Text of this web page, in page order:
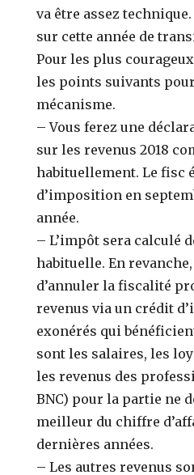
va être assez
sur cette année de
Pour les plus
les points suivants
mécanisme.
– Vous ferez une
sur les revenus 2018
habituellement. Le fisc
d’imposition en
année.
– L’impôt sera calculé
habituelle. En
d’annuler la fiscalité
revenus via un crédit
exonérés qui
sont les salaires, les
les revenus des
BNC) pour la partie ne
meilleur du chiffre
dernières années.
– Les autres revenus